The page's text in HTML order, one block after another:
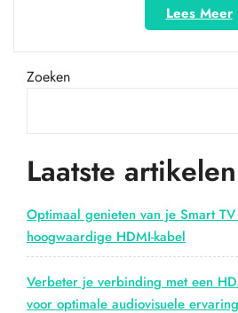
Lees Meer
Zoeken
Laatste artikelen
Optimaal genieten van je Smart
hoogwaardige HDMI-kabel
Verbeter je verbinding met een
voor optimale audiovisuele ervaring